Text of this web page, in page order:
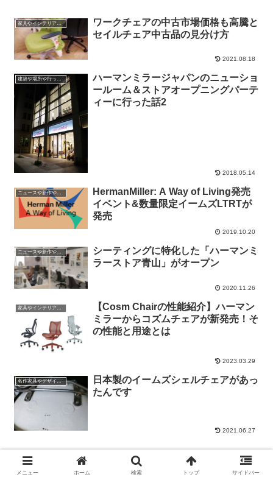
家具やインテリアやプロダクトの話
ワークチェアの中古市場価格も高騰と
セイルチェア中古品の見分け方
2021.08.18
建築や場所や行ったところ
ハーマンミラージャパンのニューショ
ールーム＆ストアオープニングパーテ
ィーに行った話2
2018.05.14
ニュースや新作やイベントの情報
HermanMiller: A Way of Living発売
イベント&数量限定イームズLTRTが
発売
2019.10.20
ニュースや新作やイベントの情報
シーティングに特化した「ハーマンミ
ラーストア青山」がオープン
2020.11.26
家具やインテリアやプロダクトの話
【Cosm Chairの性能紹介】ハーマン
ミラーからコズムチェアが新発売！そ
の性能と用途とは
2023.03.29
名作家具やデザインの話
日本製のイームズシェルチェアがあっ
たんです
2021.06.27
スポンサーリンク
メニュー ホーム 検索 トップ サイドバー